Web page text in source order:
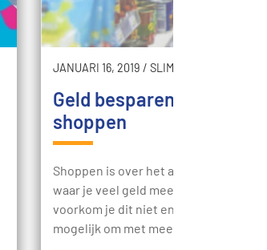
JANUARI 16, 2019 / SLIM
Geld besparen tijdens
shoppen
Shoppen is over het algemeen een
waar je veel geld mee kwijt bent.
voorkom je dit niet en het is al
mogelijk om met meer geld…